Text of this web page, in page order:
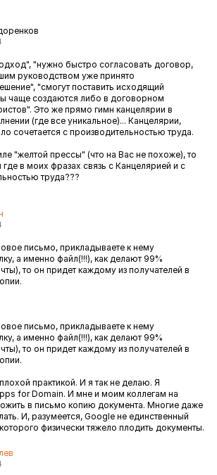
"нужно быстро согласовать договор,
руководством уже принято
"смогут поставить исходящий
чаще создаются либо в договорном
Это же прямо гимн канцелярии в
(где все уникальное)... Канцелярии,
сочетается с производительностью труда.
"желтой прессы" (что на Вас не похоже), то
в моих фразах связь с Канцелярией и с
труда???
письмо, прикладываете к нему
а именно файл(!!!), как делают 99%
то он придет каждому из получателей в
письмо, прикладываете к нему
а именно файл(!!!), как делают 99%
то он придет каждому из получателей в
практикой. И я так не делаю. Я
for Domain. И мне и моим коллегам на
в письмо копию документа. Многие даже
И, разумеется, Google не единственный
физически тяжело плодить документы.